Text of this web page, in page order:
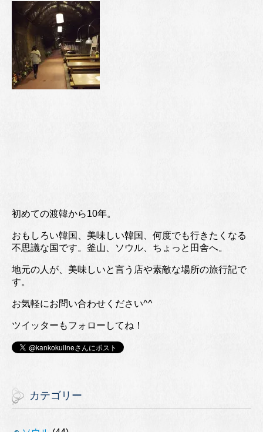
初めての渡韓から10年。
おもしろい韓国、美味しい韓国、何度でも行きたくなる
不思議な国です。釜山、ソウル、ちょっと田舎へ。
地元の人が、美味しいと言う店や素敵な場所の旅行記で
す。
お気軽にお問い合わせください^^
ツイッターもフォローしてね！
カテゴリー